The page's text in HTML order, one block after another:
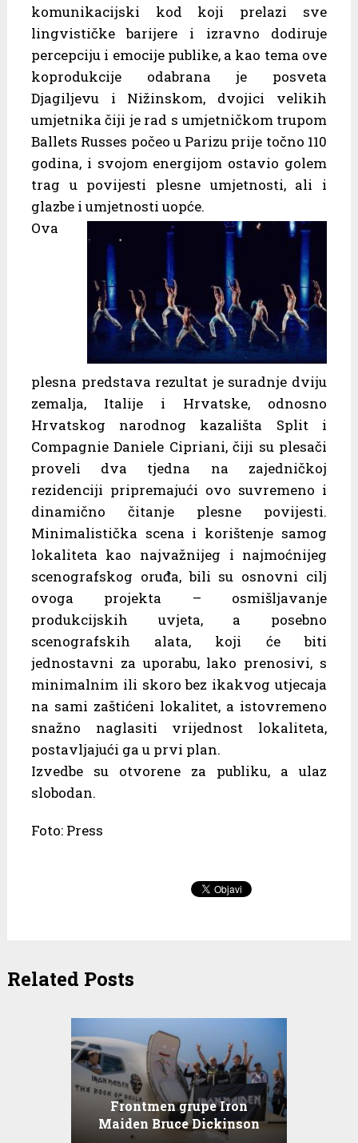
komunikacijski kod koji prelazi sve
lingvističke barijere i izravno dodiruje
percepciju i emocije publike, a kao tema ove
koprodukcije odabrana je posveta
Djagiljevu i Nižinskom, dvojici velikih
umjetnika čiji je rad s umjetničkom trupom
Ballets Russes počeo u Parizu prije točno 110
godina, i svojom energijom ostavio golem
trag u povijesti plesne umjetnosti, ali i
glazbe i umjetnosti uopće.
Ova
plesna predstava rezultat je suradnje dviju
zemalja, Italije i Hrvatske, odnosno
Hrvatskog narodnog kazališta Split i
Compagnie Daniele Cipriani, čiji su plesači
proveli dva tjedna na zajedničkoj
rezidenciji pripremajući ovo suvremeno i
dinamično čitanje plesne povijesti.
Minimalistička scena i korištenje samog
lokaliteta kao najvažnijeg i najmoćnijeg
scenografskog oruđa, bili su osnovni cilj
ovoga projekta – osmišljavanje
produkcijskih uvjeta, a posebno
scenografskih alata, koji će biti
jednostavni za uporabu, lako prenosivi, s
minimalnim ili skoro bez ikakvog utjecaja
na sami zaštićeni lokalitet, a istovremeno
snažno naglasiti vrijednost lokaliteta,
postavljajući ga u prvi plan.
Izvedbe su otvorene za publiku, a ulaz
slobodan.
Foto: Press
Related Posts
Frontmen grupe Iron
Maiden Bruce Dickinson